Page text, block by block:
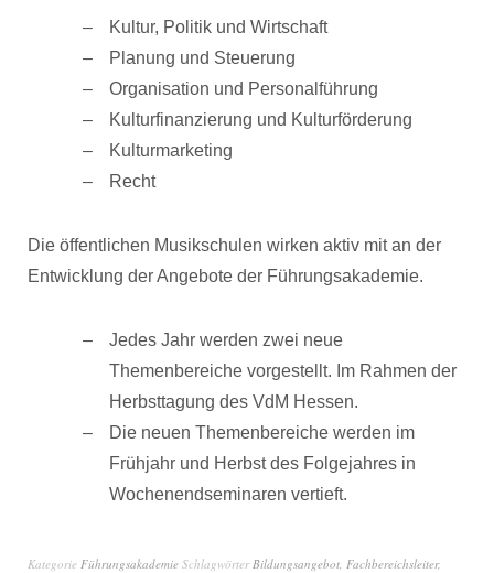
Kultur, Politik und Wirtschaft
Planung und Steuerung
Organisation und Personalführung
Kulturfinanzierung und Kulturförderung
Kulturmarketing
Recht
Die öffentlichen Musikschulen wirken aktiv mit an der
Entwicklung der Angebote der Führungsakademie.
Jedes Jahr werden zwei neue
Themenbereiche vorgestellt. Im Rahmen der
Herbsttagung des VdM Hessen.
Die neuen Themenbereiche werden im
Frühjahr und Herbst des Folgejahres in
Wochenendseminaren vertieft.
Kategorie Führungsakademie SchlagwörterBildungsangebot, Fachbereichsleiter,